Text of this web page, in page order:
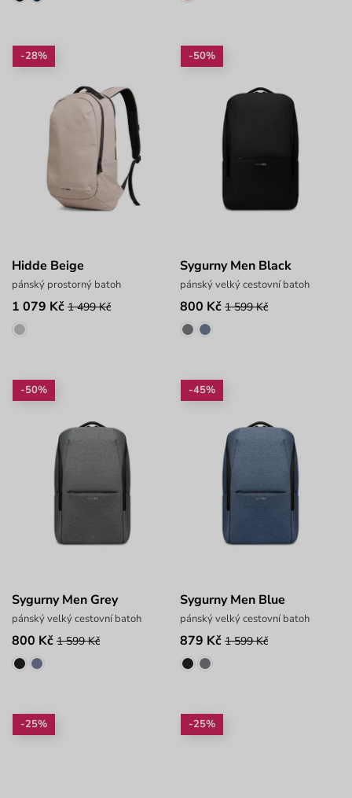
-28%
Hidde Beige
pánský prostorný batoh
1 079 Kč 1 499 Kč
-50%
Sygurny Men Black
pánský velký cestovní batoh
800 Kč 1 599 Kč
-50%
Sygurny Men Grey
pánský velký cestovní batoh
800 Kč 1 599 Kč
-45%
Sygurny Men Blue
pánský velký cestovní batoh
879 Kč 1 599 Kč
-25% -25%